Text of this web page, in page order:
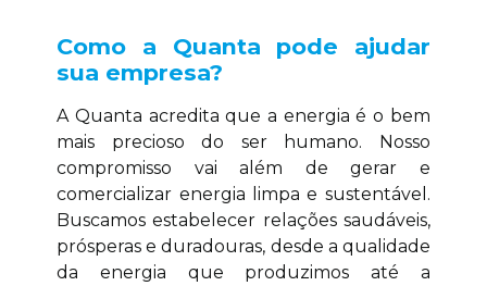
Como a Quanta pode ajudar
sua empresa?
A Quanta acredita que a energia é o bem
mais precioso do ser humano. Nosso
compromisso vai além de gerar e
comercializar energia limpa e sustentável.
Buscamos estabelecer relações saudáveis,
prósperas e duradouras, desde a qualidade
da energia que produzimos até a